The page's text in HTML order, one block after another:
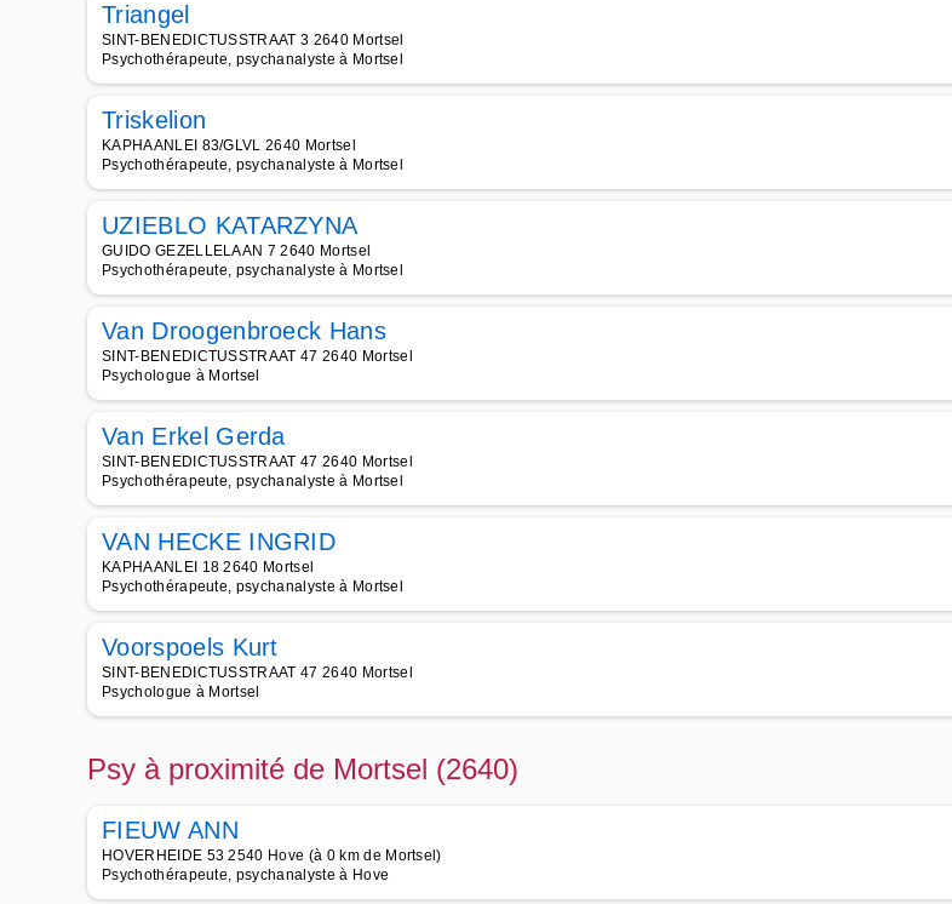
Triangel
SINT-BENEDICTUSSTRAAT 3 2640 Mortsel
Psychothérapeute, psychanalyste à Mortsel
Triskelion
KAPHAANLEI 83/GLVL 2640 Mortsel
Psychothérapeute, psychanalyste à Mortsel
UZIEBLO KATARZYNA
GUIDO GEZELLELAAN 7 2640 Mortsel
Psychothérapeute, psychanalyste à Mortsel
Van Droogenbroeck Hans
SINT-BENEDICTUSSTRAAT 47 2640 Mortsel
Psychologue à Mortsel
Van Erkel Gerda
SINT-BENEDICTUSSTRAAT 47 2640 Mortsel
Psychothérapeute, psychanalyste à Mortsel
VAN HECKE INGRID
KAPHAANLEI 18 2640 Mortsel
Psychothérapeute, psychanalyste à Mortsel
Voorspoels Kurt
SINT-BENEDICTUSSTRAAT 47 2640 Mortsel
Psychologue à Mortsel
Psy à proximité de Mortsel (2640)
FIEUW ANN
HOVERHEIDE 53 2540 Hove (à 0 km de Mortsel)
Psychothérapeute, psychanalyste à Hove